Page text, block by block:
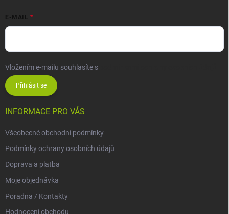
E-MAIL
Vložením e-mailu souhlasíte s
Přihlásit se
INFORMACE PRO VÁS
Všeobecné obchodní podmínky
Podmínky ochrany osobních údajů
Doprava a platba
Moje objednávka
Poradna / Kontakty
Hodnocení obchodu